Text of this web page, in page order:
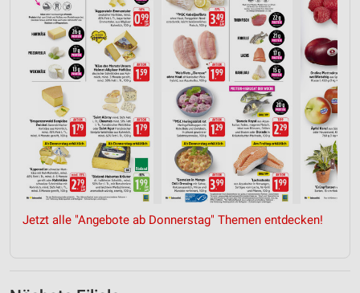
Jetzt alle "Angebote ab Donnerstag" Themen entdecken!